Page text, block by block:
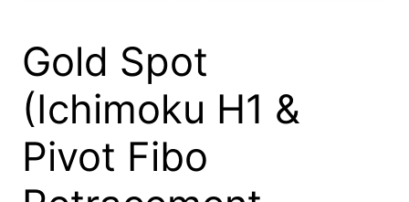
Gold Spot
(Ichimoku H1 &
Pivot Fibo